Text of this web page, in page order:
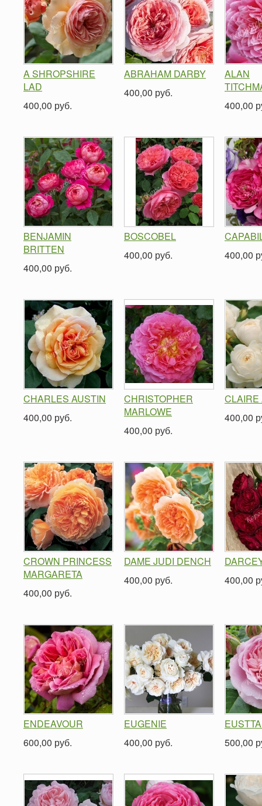
A SHROPSHIRE
LAD
400,00 руб.
ABRAHAM DARBY
400,00 руб.
ALAN
400,00
BENJAMIN
BRITTEN
400,00 руб.
BOSCOBEL
400,00 руб.
400,00
CHARLES AUSTIN
400,00 руб.
CHRISTOPHER
MARLOWE
400,00 руб.
CLAIRE
400,00
CROWN PRINCESS
MARGARETA
400,00 руб.
DAME JUDI DENCH
400,00 руб.
400,00
ENDEAVOUR
600,00 руб.
EUGENIE
400,00 руб.
500,00